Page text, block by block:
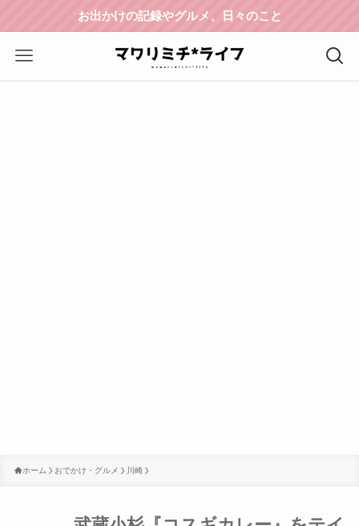
お出かけの記録やグルメ、日々のこと
ホーム おでかけ・グルメ 川崎